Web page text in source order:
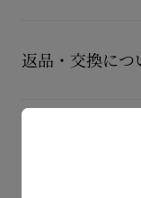
15,000円(税込)以上
す。
通常1-2営業日以内
在庫のお取り寄せ
返品・交換につ
商品到着後14日以内
のいただいた場合
けております。返品
詳しい返品・交換
おすすめの